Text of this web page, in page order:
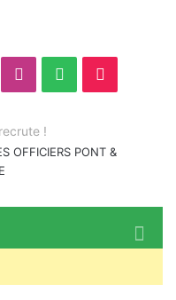
Instagram
Spotify
!